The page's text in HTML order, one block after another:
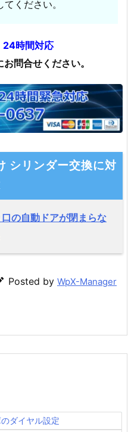
てください。
時間対応
問合せください。
シリンダー交換に対
の自動ドアが閉まらな
Posted by WpX-Manager
ダイヤル設定